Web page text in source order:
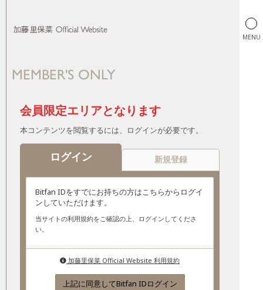
MENU
MEMBER'S ONLY
会員限定エリアとなります
本コンテンツを閲覧するには、ログインが必要です。
ログイン 新規登録
Bitfan IDをすでにお持ちの方はこちらからログイ
ンしていただけます。
当サイトの利用規約をご確認の上、ログインしてくださ
い。
加藤里保菜 Official Website 利用規約
上記に同意してBitfan IDログイン